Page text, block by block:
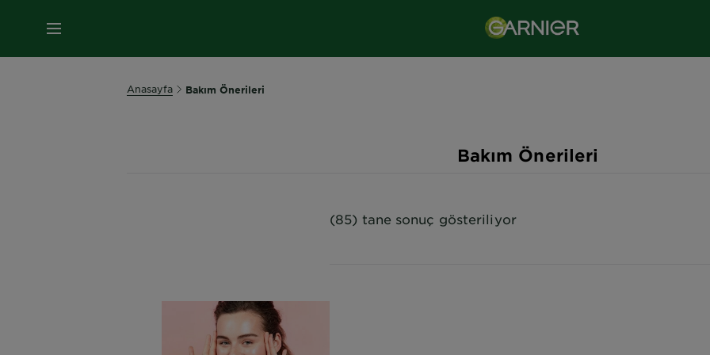
MENÜ
Anasayfa Bakım Önerileri
Bakım Önerileri
(85) tane sonuç gösteriliyor